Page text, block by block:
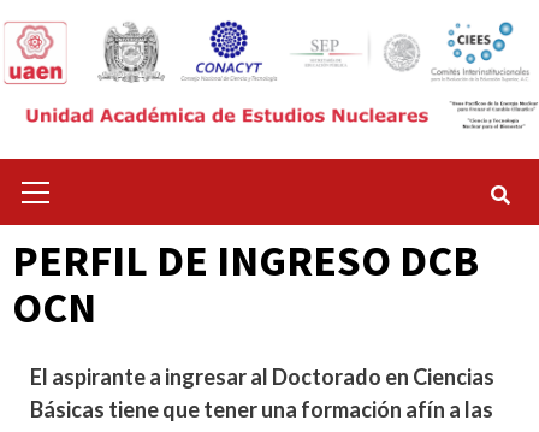
contenido
principal
PERFIL DE INGRESO DCB
OCN
El aspirante a ingresar al Doctorado en Ciencias
Básicas tiene que tener una formación afín a las